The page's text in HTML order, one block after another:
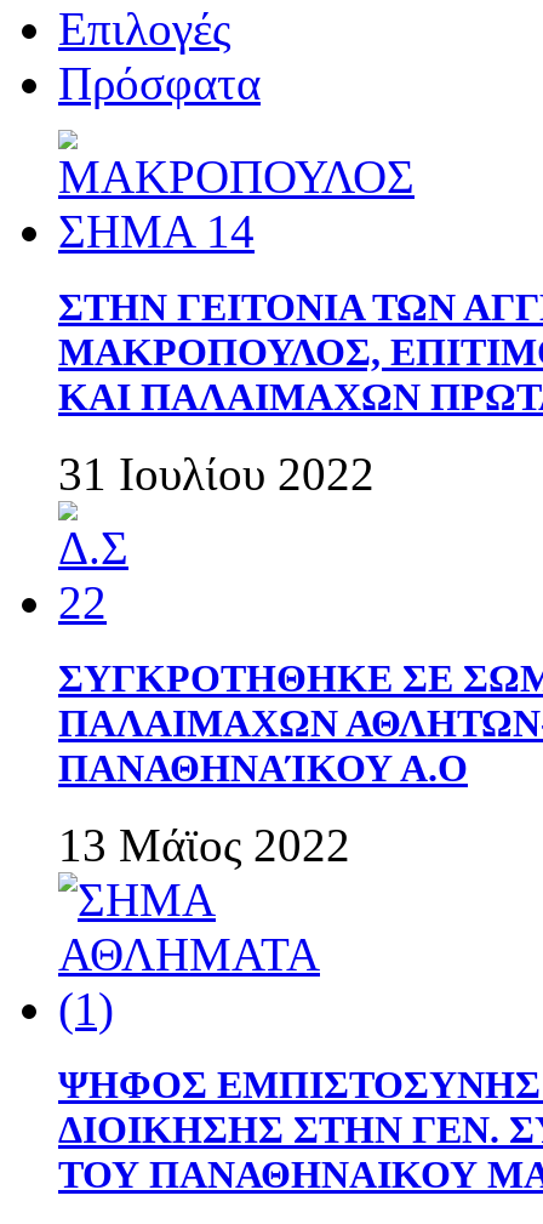
Επιλογές
Πρόσφατα
ΣΤΗΝ ΓΕΙΤΟΝΙΑ ΤΩΝ
ΜΑΚΡΟΠΟΥΛΟΣ,
ΚΑΙ ΠΑΛΑΙΜΑΧΩΝ
31 Ιουλίου 2022
ΣΥΓΚΡΟΤΗΘΗΚΕ ΣΕ
ΠΑΛΑΙΜΑΧΩΝ
ΠΑΝΑΘΗΝΑΊΚΟΥ Α.Ο
13 Μάϊος 2022
ΨΗΦΟΣ
ΔΙΟΙΚΗΣΗΣ ΣΤΗΝ ΓΕΝ.
ΤΟΥ ΠΑΝΑΘΗΝΑΙΚΟΥ